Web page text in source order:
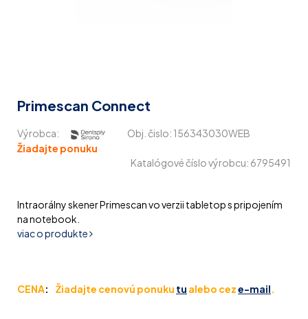
Primescan Connect
Výrobca: Obj. čislo: 156343030WEB
Žiadajte ponuku
Katalógové číslo výrobcu: 6795491
Intraorálny skener Primescan vo verzii tabletop s pripojením
na notebook.
viac o produkte
CENA Žiadajte cenovú ponuku tu alebo ceze-mail.